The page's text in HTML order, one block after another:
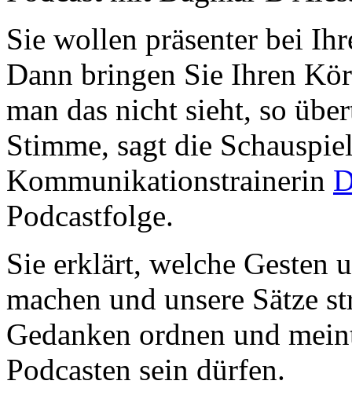
Sie wollen präsenter bei
Dann bringen Sie Ihren
man das nicht sieht, so
Stimme, sagt die
Kommunikationstrainerin
Podcastfolge.
Sie erklärt, welche Gesten
machen und unsere Sätze
Gedanken ordnen und
Podcasten sein dürfen.